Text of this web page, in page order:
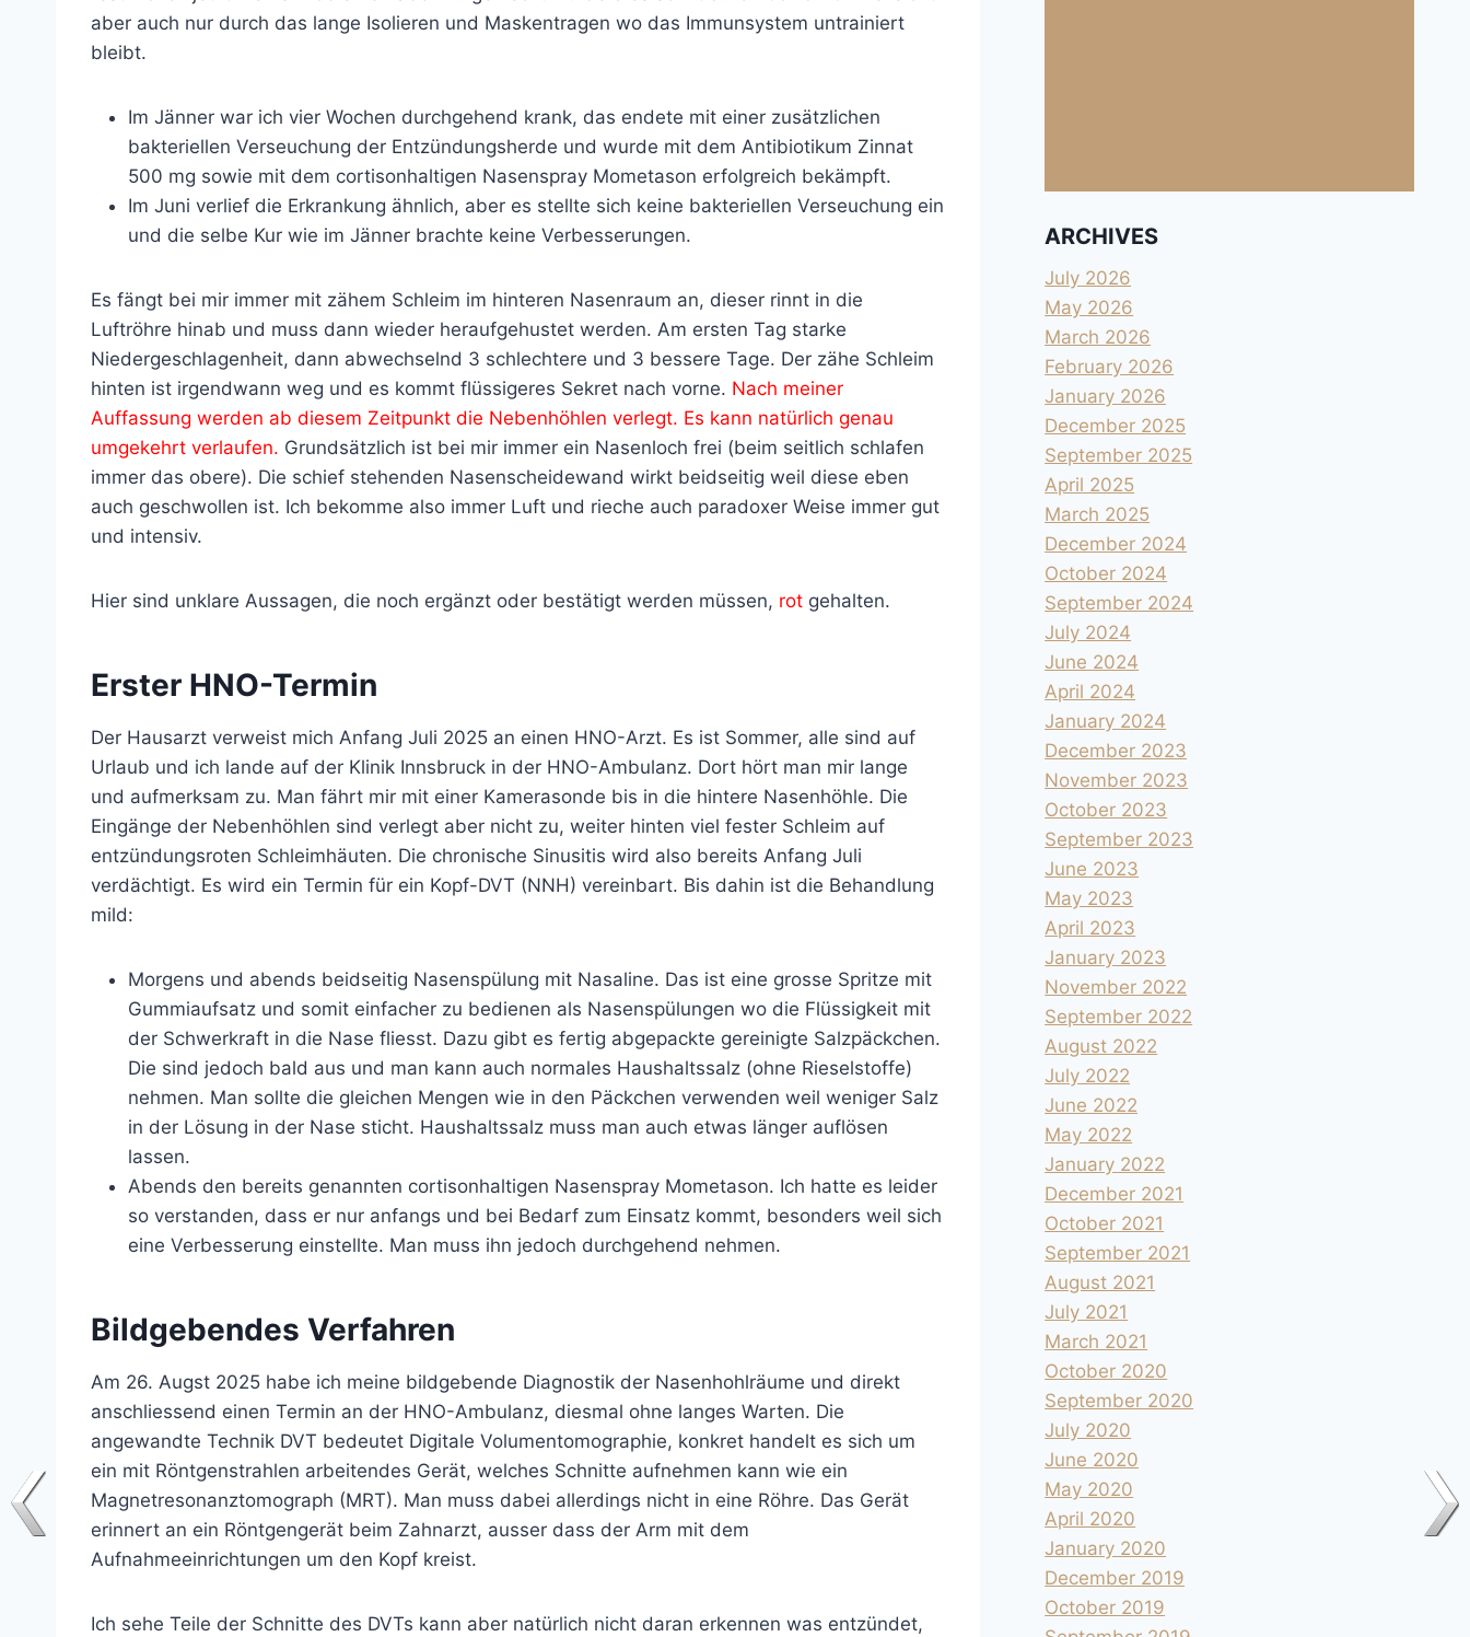
aber auch nur durch das lange Isolieren und Maskentragen wo das Immunsystem untrainiert
bleibt.
Im Jänner war ich vier Wochen durchgehend krank, das endete mit einer zusätzlichen
bakteriellen Verseuchung der Entzündungsherde und wurde mit dem Antibiotikum Zinnat
500 mg sowie mit dem cortisonhaltigen Nasenspray Mometason erfolgreich bekämpft.
Im Juni verlief die Erkrankung ähnlich, aber es stellte sich keine bakteriellen Verseuchung ein
und die selbe Kur wie im Jänner brachte keine Verbesserungen.
Es fängt bei mir immer mit zähem Schleim im hinteren Nasenraum an, dieser rinnt in die
Luftröhre hinab und muss dann wieder heraufgehustet werden. Am ersten Tag starke
Niedergeschlagenheit, dann abwechselnd 3 schlechtere und 3 bessere Tage. Der zähe Schleim
hinten ist irgendwann weg und es kommt flüssigeres Sekret nach vorne. Nach meiner
Auffassung werden ab diesem Zeitpunkt die Nebenhöhlen verlegt. Es kann natürlich genau
umgekehrt verlaufen. Grundsätzlich ist bei mir immer ein Nasenloch frei (beim seitlich schlafen
immer das obere). Die schief stehenden Nasenscheidewand wirkt beidseitig weil diese eben
auch geschwollen ist. Ich bekomme also immer Luft und rieche auch paradoxer Weise immer gut
und intensiv.
Hier sind unklare Aussagen, die noch ergänzt oder bestätigt werden müssen, rot gehalten.
Erster HNO-Termin
Der Hausarzt verweist mich Anfang Juli 2025 an einen HNO-Arzt. Es ist Sommer, alle sind auf
Urlaub und ich lande auf der Klinik Innsbruck in der HNO-Ambulanz. Dort hört man mir lange
und aufmerksam zu. Man fährt mir mit einer Kamerasonde bis in die hintere Nasenhöhle. Die
Eingänge der Nebenhöhlen sind verlegt aber nicht zu, weiter hinten viel fester Schleim auf
entzündungsroten Schleimhäuten. Die chronische Sinusitis wird also bereits Anfang Juli
verdächtigt. Es wird ein Termin für ein Kopf-DVT (NNH) vereinbart. Bis dahin ist die Behandlung
mild:
Morgens und abends beidseitig Nasenspülung mit Nasaline. Das ist eine grosse Spritze mit
Gummiaufsatz und somit einfacher zu bedienen als Nasenspülungen wo die Flüssigkeit mit
der Schwerkraft in die Nase fliesst. Dazu gibt es fertig abgepackte gereinigte Salzpäckchen.
Die sind jedoch bald aus und man kann auch normales Haushaltssalz (ohne Rieselstoffe)
nehmen. Man sollte die gleichen Mengen wie in den Päckchen verwenden weil weniger Salz
in der Lösung in der Nase sticht. Haushaltssalz muss man auch etwas länger auflösen
lassen.
Abends den bereits genannten cortisonhaltigen Nasenspray Mometason. Ich hatte es leider
so verstanden, dass er nur anfangs und bei Bedarf zum Einsatz kommt, besonders weil sich
eine Verbesserung einstellte. Man muss ihn jedoch durchgehend nehmen.
Bildgebendes Verfahren
Am 26. Augst 2025 habe ich meine bildgebende Diagnostik der Nasenhohlräume und direkt
anschliessend einen Termin an der HNO-Ambulanz, diesmal ohne langes Warten. Die
angewandte Technik DVT bedeutet Digitale Volumentomographie, konkret handelt es sich um
ein mit Röntgenstrahlen arbeitendes Gerät, welches Schnitte aufnehmen kann wie ein
Magnetresonanztomograph (MRT). Man muss dabei allerdings nicht in eine Röhre. Das Gerät
erinnert an ein Röntgengerät beim Zahnarzt, ausser dass der Arm mit dem
Aufnahmeeinrichtungen um den Kopf kreist.
Ich sehe Teile der Schnitte des DVTs kann aber natürlich nicht daran erkennen was entzündet,
ARCHIVES
July 2026
May 2026
March 2026
February 2026
January 2026
December 2025
September 2025
April 2025
March 2025
December 2024
October 2024
September 2024
July 2024
June 2024
April 2024
January 2024
December 2023
November 2023
October 2023
September 2023
June 2023
May 2023
April 2023
January 2023
November 2022
September 2022
August 2022
July 2022
June 2022
May 2022
January 2022
December 2021
October 2021
September 2021
August 2021
July 2021
March 2021
October 2020
September 2020
July 2020
June 2020
May 2020
April 2020
January 2020
December 2019
October 2019